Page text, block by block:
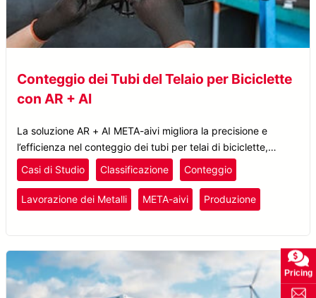
Conteggio dei Tubi del Telaio per Biciclette
con AR + AI
La soluzione AR + AI META-aivi migliora la precisione e
l’efficienza nel conteggio dei tubi per telai di biciclette,
riducendo gli errori e aumentando la produttività.
Casi di Studio Classificazione Conteggio
Lavorazione dei Metalli META-aivi Produzione
Pricing